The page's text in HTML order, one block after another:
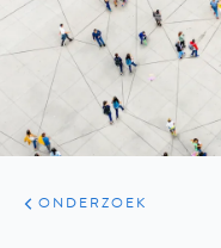
ARTIKELEN
ONDERZOEK
ONDERZOEK